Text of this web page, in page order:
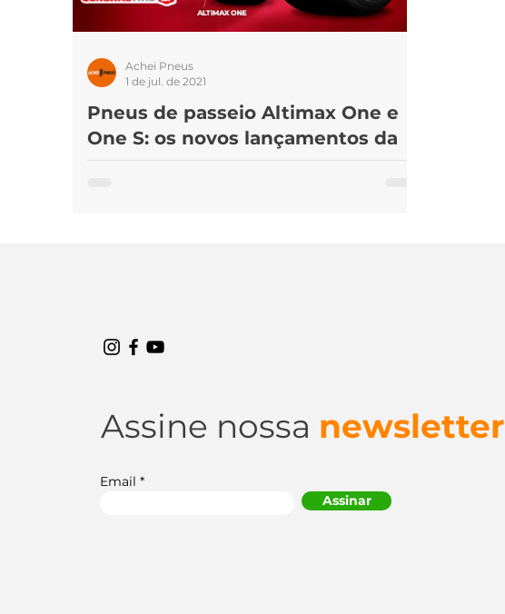
Pneus de passeio Altimax One e
One S: os novos lançamentos da
Achei Pneus
1 de jul. de 2021
Assine nossa newsletter
Email
Assinar